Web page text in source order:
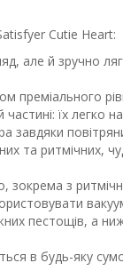
Cutie Heart:
але й зручно
преміального
їх легко
завдяки
та ритмічних,
зокрема з
вакуум
пестощів, а
в будь-яку